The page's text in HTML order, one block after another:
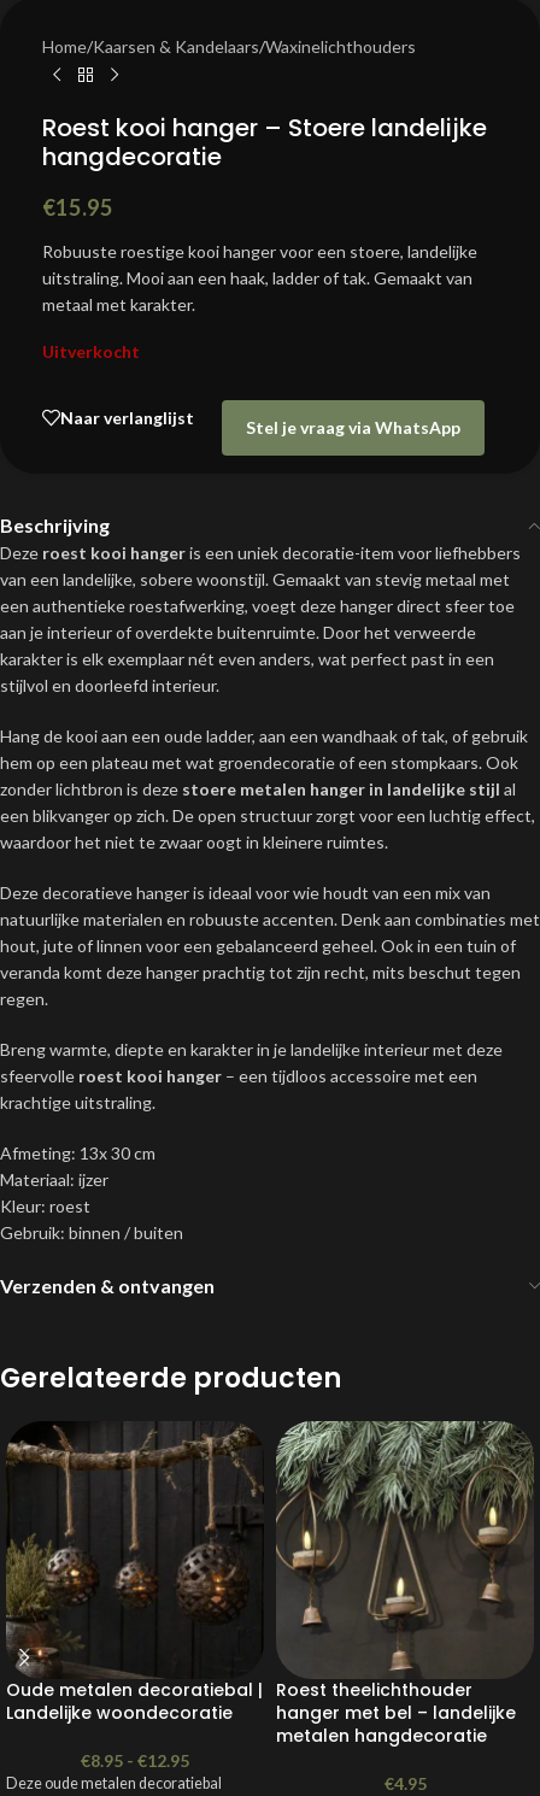
Home/Kaarsen & Kandelaars/Waxinelichthouders
Roest kooi hanger – Stoere landelijke
hangdecoratie
€15.95
Robuuste roestige kooi hanger voor een stoere, landelijke
uitstraling. Mooi aan een haak, ladder of tak. Gemaakt van
metaal met karakter.
Uitverkocht
Naar verlanglijst
Stel je vraag via WhatsApp
Beschrijving
Deze roest kooi hangeris een uniek decoratie-item voor liefhebbers
van een landelijke, sobere woonstijl. Gemaakt van stevig metaal met
een authentieke roestafwerking, voegt deze hanger direct sfeer toe
aan je interieur of overdekte buitenruimte. Door het verweerde
karakter is elk exemplaar nét even anders, wat perfect past in een
stijlvol en doorleefd interieur.
Hang de kooi aan een oude ladder, aan een wandhaak of tak, of gebruik
hem op een plateau met wat groendecoratie of een stompkaars. Ook
zonder lichtbron is deze stoere metalen hanger in landelijke stijl al
een blikvanger op zich. De open structuur zorgt voor een luchtig effect,
waardoor het niet te zwaar oogt in kleinere ruimtes.
Deze decoratieve hanger is ideaal voor wie houdt van een mix van
natuurlijke materialen en robuuste accenten. Denk aan combinaties met
hout, jute of linnen voor een gebalanceerd geheel. Ook in een tuin of
veranda komt deze hanger prachtig tot zijn recht, mits beschut tegen
regen.
Breng warmte, diepte en karakter in je landelijke interieur met deze
sfeervolle roest kooi hanger – een tijdloos accessoire met een
krachtige uitstraling.
Afmeting: 13x 30 cm
Materiaal: ijzer
Kleur: roest
Gebruik: binnen / buiten
Verzenden & ontvangen
Gerelateerde producten
Oude metalen decoratiebal |
Landelijke woondecoratie
€8.95 - €12.95
Deze oude metalen decoratiebal
Roest theelichthouder
hanger met bel – landelijke
metalen hangdecoratie
€4.95